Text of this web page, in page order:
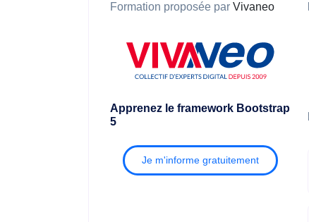
Formation proposée par Vivaneo
Apprenez le framework Bootstrap
5
Je m'informe gratuitement